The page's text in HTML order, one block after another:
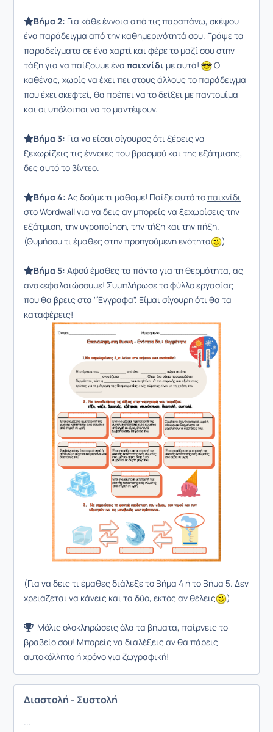
Βήμα 2: Για κάθε έννοια από τις παραπάνω, σκέψου
ένα παράδειγμα από την καθημερινότητά σου. Γράψε τα
παραδείγματα σε ένα χαρτί και φέρε το μαζί σου στην
τάξη για να παίξουμε ένα παιχνίδι με αυτά!
Ο
καθένας, χωρίς να έχει πει στους άλλους το παράδειγμα
που έχει σκεφτεί, θα πρέπει να το δείξει με παντομίμα
και οι υπόλοιποι να το μαντέψουν.
Βήμα 3: Για να είσαι σίγουρος ότι ξέρεις να
ξεχωρίζεις τις έννοιες του βρασμού και της εξάτμισης,
δες αυτό το βίντεο.
Βήμα 4: Ας δούμε τι μάθαμε! Παίξε αυτό τοπαιχνίδι
στο Wordwall για να δεις αν μπορείς να ξεχωρίσεις την
εξάτμιση, την υγροποίηση, την τήξη και την πήξη.
(Θυμήσου τι έμαθες στην προηγούμενη ενότητα
)
Βήμα 5: Αφού έμαθες τα πάντα για τη θερμότητα, ας
ανακεφαλαιώσουμε! Συμπλήρωσε το φύλλο εργασίας
που θα βρεις στα "Έγγραφα". Είμαι σίγουρη ότι θα τα
καταφέρεις!
(Για να δεις τι έμαθες διάλεξε το Βήμα 4 ή το Βήμα 5. Δεν
χρειάζεται να κάνεις και τα δύο, εκτός αν θέλεις
)
Μόλις ολοκληρώσεις όλα τα βήματα, παίρνεις το
βραβείο σου! Μπορείς να διαλέξεις αν θα πάρεις
αυτοκόλλητο ή χρόνο για ζωγραφική!
Διαστολή - Συστολή
...